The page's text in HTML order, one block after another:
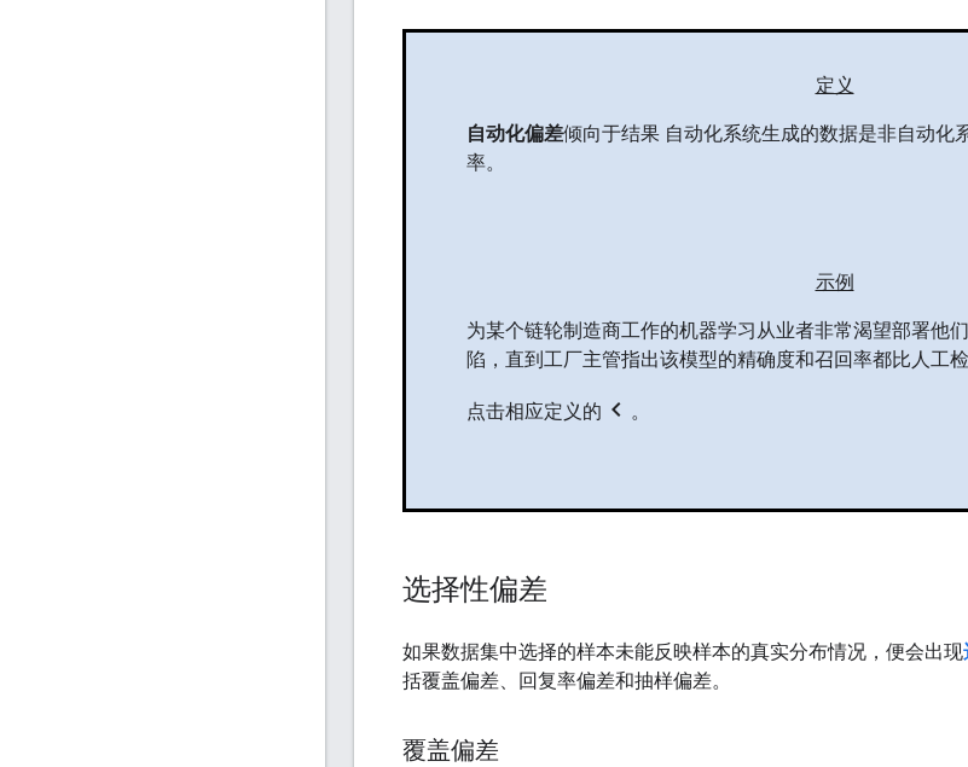
定义
自动化偏差倾向于结果 自动化系统生成的数据是非自动化
率。
示例
为某个链轮制造商工作的机器学习从业者非常渴望部署他
陷，直到工厂主管指出该模型的精确度和召回率都比人工检
点击相应定义的 chevron_left 。
选择性偏差
如果数据集中选择的样本未能反映样本的真实分布情况，便会出现
括覆盖偏差、回复率偏差和抽样偏差。
覆盖偏差